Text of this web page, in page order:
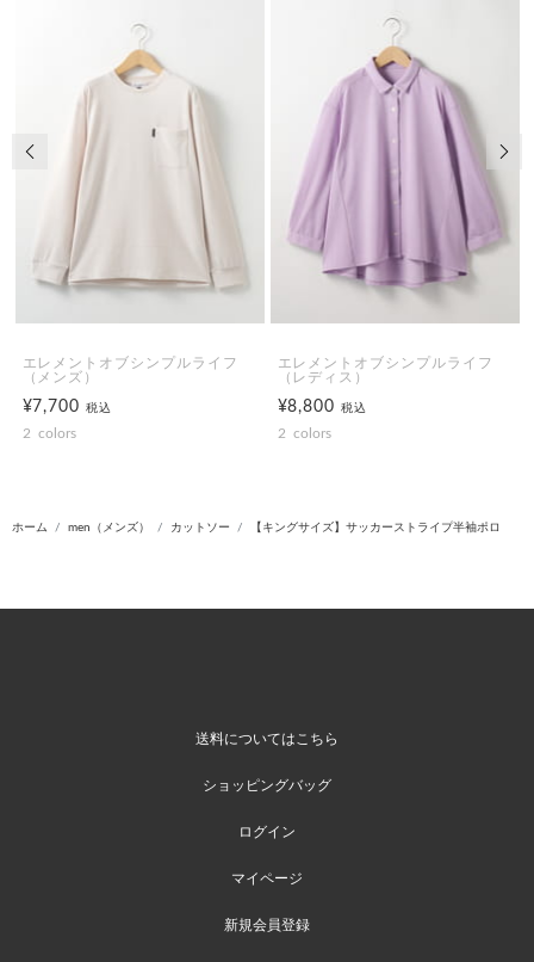
エレメントオブシンプルライフ
（メンズ）
¥7,700税込
2 colors
エレメントオブシンプルライフ
（レディス）
¥8,800税込
2 colors
前の画像
ホーム men（メンズ） カットソー 【キングサイズ】サッカーストライプ半袖ポロ
送料についてはこちら
ショッピングバッグ
ログイン
マイページ
新規会員登録